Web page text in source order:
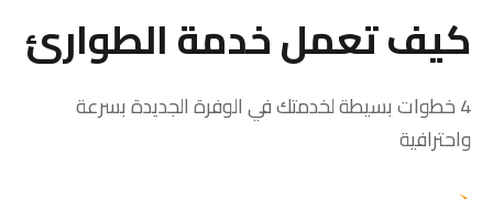
كيف تعمل خدمة الطوارئ
4 خطوات بسيطة لخدمتك في الوفرة الجديدة بسرعة
واحترافية